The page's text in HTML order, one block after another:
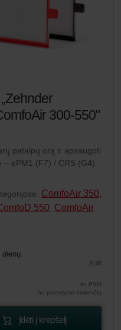
300-550"
patalpų orą ir apsaugoti
– ePM1 (F7) / CRS (G4)
ComfoAir 350,
550 ComfoAir
EUR
su PVM
be pristatymo mokesčių
Įdėti į krepšelį